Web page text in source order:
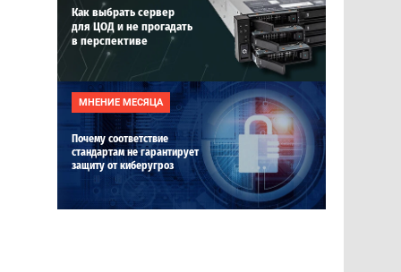
Как выбрать сервер
для ЦОД и не прогадать
в перспективе
МНЕНИЕ МЕСЯЦА
Почему соответствие
стандартам не гарантирует
защиту от киберугроз